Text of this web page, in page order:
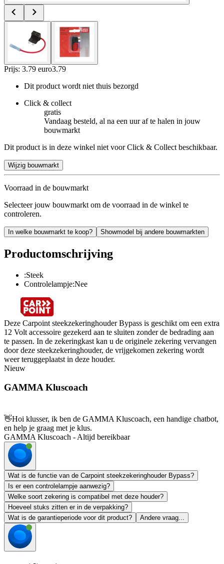
Prijs: 3.79 euro3.79
Dit product wordt niet thuis bezorgd
Click & collect
gratis
Vandaag besteld, al na een uur af te halen in jouw
bouwmarkt
Dit product is in deze winkel niet voor Click & Collect beschikbaar.
Wijzig bouwmarkt
Voorraad in de bouwmarkt
Selecteer jouw bouwmarkt om de voorraad in de winkel te
controleren.
In welke bouwmarkt te koop? Showmodel bij andere bouwmarkten
Productomschrijving
:Steek
Controlelampje:Nee
Deze Carpoint steekzekeringhouder Bypass is geschikt om een extra
12 Volt accessoire gezekerd aan te sluiten zonder de bedrading aan
te passen. In de zekeringkast kan u de originele zekering vervangen
door deze steekzekeringhouder, de vrijgekomen zekering wordt
weer teruggeplaatst in deze houder.
Nieuw
GAMMA Kluscoach
👋Hoi klusser, ik ben de GAMMA Kluscoach, een handige chatbot,
en help je graag met je klus.
GAMMA Kluscoach - Altijd bereikbaar
Wat is de functie van de Carpoint steekzekeringhouder Bypass?
Is er een controlelampje aanwezig?
Welke soort zekering is compatibel met deze houder?
Hoeveel stuks zitten er in de verpakking?
Wat is de garantieperiode voor dit product?
Andere vraag...